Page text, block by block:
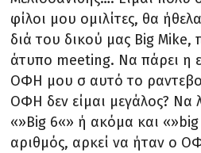
φίλοι μου ομιλίτες, θα
διά του δικού μας Big
άτυπο meeting. Να πάρει η
ΟΦΗ μου σ αυτό το
ΟΦΗ δεν είμαι μεγάλος? Να
«»Big 6«» ή ακόμα και «»big
αριθμός, αρκεί να ήταν ο